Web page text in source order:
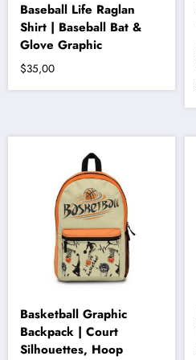
Baseball Life Raglan
Shirt | Baseball Bat &
Glove Graphic
$35,00
Basketball Graphic
Backpack | Court
Silhouettes, Hoop